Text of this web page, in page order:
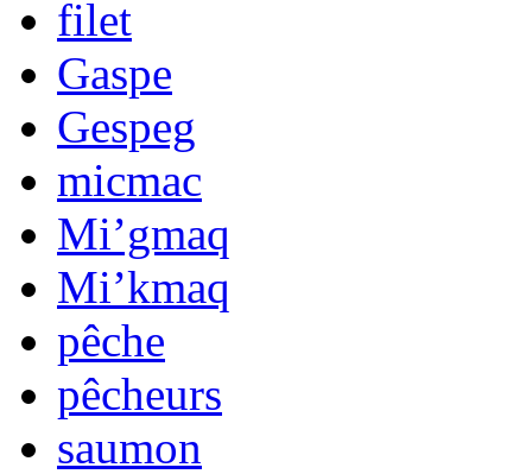
filet
Gaspe
Gespeg
micmac
Mi’gmaq
Mi’kmaq
pêche
pêcheurs
saumon